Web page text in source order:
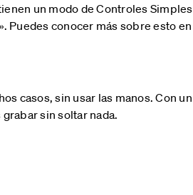
un modo de Controles Simples
Puedes conocer más sobre esto en
casos, sin usar las manos. Con un
sin soltar nada.